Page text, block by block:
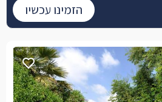
הזמינו עכשיו